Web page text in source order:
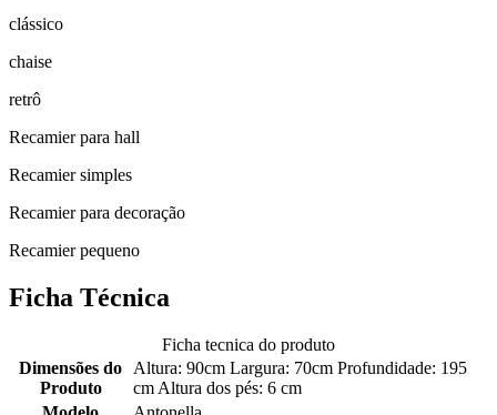
clássico
chaise
retrô
Recamier para hall
Recamier simples
Recamier para decoração
Recamier pequeno
Ficha Técnica
Ficha tecnica do produto
Dimensões do
Produto
Altura: 90cm Largura: 70cm Profundidade: 195
cm Altura dos pés: 6 cm